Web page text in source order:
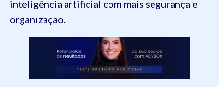
inteligência artificial com mais segurança e
organização.